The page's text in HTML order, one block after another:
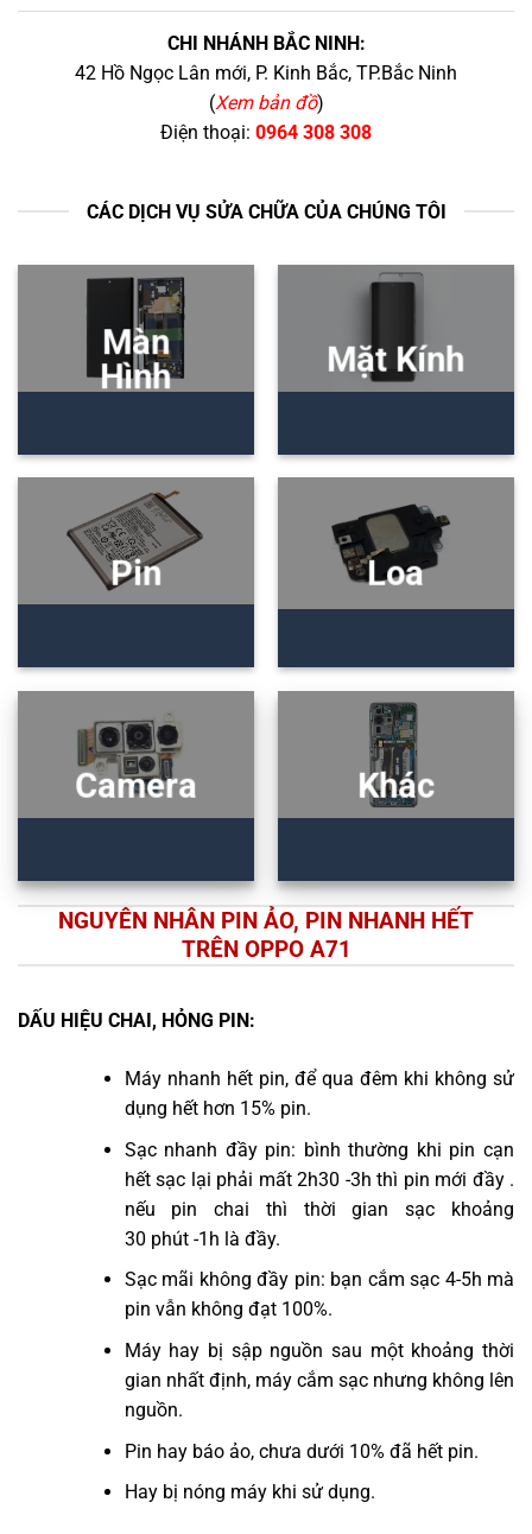
CHI NHÁNH BẮC NINH:
42 Hồ Ngọc Lân mới, P. Kinh Bắc, TP.Bắc Ninh
(Xem bản đồ)
Điện thoại: 0964 308 308
CÁC DỊCH VỤ SỬA CHỮA CỦA CHÚNG TÔI
Màn
Hình
Mặt Kính
Pin Loa
Camera Khác
NGUYÊN NHÂN PIN ẢO, PIN NHANH HẾT
TRÊN OPPO A71
DẤU HIỆU CHAI, HỎNG PIN:
Máy nhanh hết pin, để qua đêm khi không sử
dụng hết hơn 15% pin.
Sạc nhanh đầy pin: bình thường khi pin cạn
hết sạc lại phải mất 2h30 -3h thì pin mới đầy .
nếu pin chai thì thời gian sạc khoảng
30 phút -1h là đầy.
Sạc mãi không đầy pin: bạn cắm sạc 4-5h mà
pin vẫn không đạt 100%.
Máy hay bị sập nguồn sau một khoảng thời
gian nhất định, máy cắm sạc nhưng không lên
nguồn.
Pin hay báo ảo, chưa dưới 10% đã hết pin.
Hay bị nóng máy khi sử dụng.